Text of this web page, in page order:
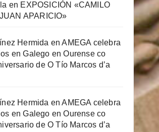
en EXPOSICIÓN «CAMILO
APARICIO»
Hermida enAMEGA celebra
en Galego en Ourense co
de O Tío Marcos d’a
Hermida enAMEGA celebra
en Galego en Ourense co
de O Tío Marcos d’a